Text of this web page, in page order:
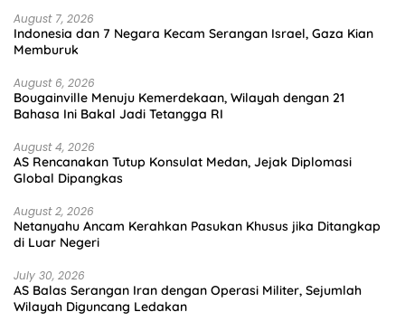
August 7, 2026
Indonesia dan 7 Negara Kecam Serangan Israel, Gaza Kian
Memburuk
August 6, 2026
Bougainville Menuju Kemerdekaan, Wilayah dengan 21
Bahasa Ini Bakal Jadi Tetangga RI
August 4, 2026
AS Rencanakan Tutup Konsulat Medan, Jejak Diplomasi
Global Dipangkas
August 2, 2026
Netanyahu Ancam Kerahkan Pasukan Khusus jika Ditangkap
di Luar Negeri
July 30, 2026
AS Balas Serangan Iran dengan Operasi Militer, Sejumlah
Wilayah Diguncang Ledakan